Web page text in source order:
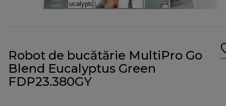
Robot de bucătărie MultiPro Go
Blend Eucalyptus Green
FDP23.380GY